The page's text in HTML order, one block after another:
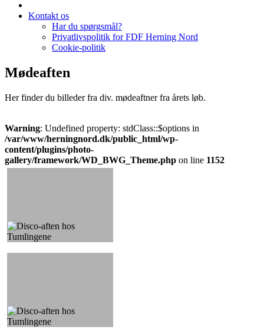
Kontakt os
Har du spørgsmål?
Privatlivspolitik for FDF Herning Nord
Cookie-politik
Mødeaften
Her finder du billeder fra div. mødeaftner fra årets løb.
Warning: Undefined property: stdClass::$options in
/var/www/herningnord.dk/public_html/wp-
content/plugins/photo-
gallery/framework/WD_BWG_Theme.php on line 1152